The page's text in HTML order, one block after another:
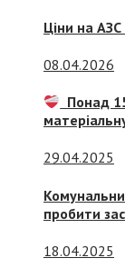
Ціни на АЗС
08.04.2026
Понад
29.04.2025
пробити
18.04.2025